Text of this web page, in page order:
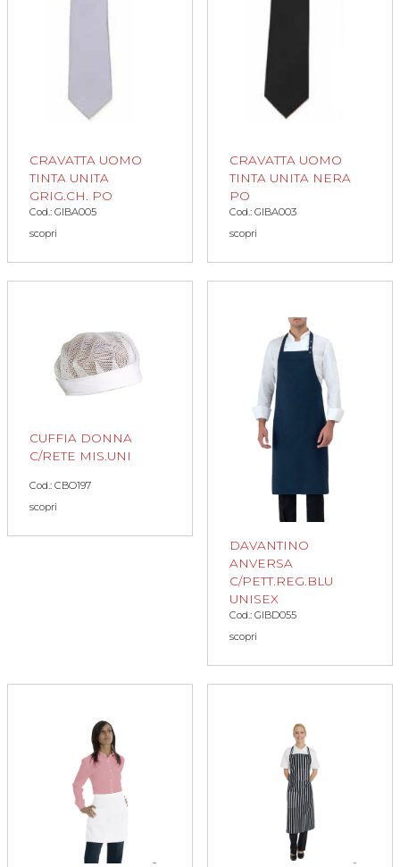
CRAVATTA UOMO
TINTA UNITA
GRIG.CH. PO
Cod.: GIBA005
scopri
CRAVATTA UOMO
TINTA UNITA NERA
PO
Cod.: GIBA003
scopri
CUFFIA DONNA
C/RETE MIS.UNI
Cod.: CBO197
scopri
DAVANTINO
ANVERSA
C/PETT.REG.BLU
UNISEX
Cod.: GIBD055
scopri